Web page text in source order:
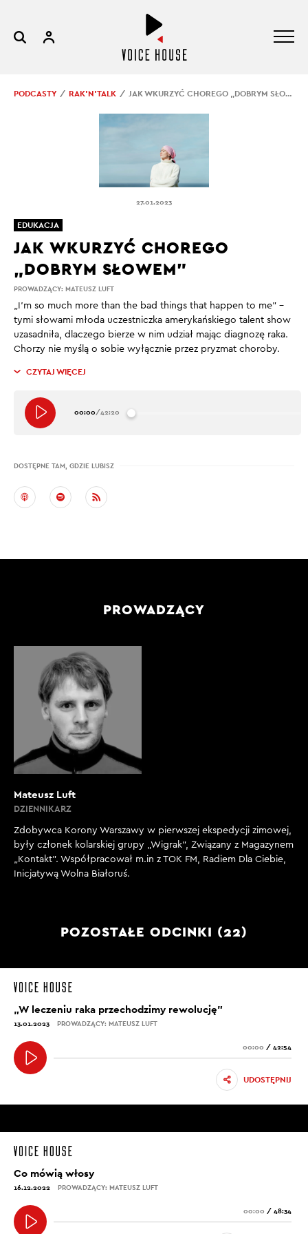
PODCASTY RAK’N’TALK JAK WKURZYĆ CHOREGO „DOBRYM SŁOWEM”
27.01.2023
PROWADZĄCY: MATEUSZ LUFT
JAK WKURZYĆ CHOREGO
„DOBRYM SŁOWEM”
„I’m so much more than the bad things that happen to me” –
tymi słowami młoda uczestniczka amerykańskiego talent show
uzasadniła, dlaczego bierze w nim udział mając diagnozę raka.
Chorzy nie myślą o sobie wyłącznie przez pryzmat choroby.
CZYTAJ WIĘCEJ
00:00/42:20
DOSTĘPNE TAM, GDZIE LUBISZ
EDUKACJA
PROWADZĄCY
Mateusz Luft
DZIENNIKARZ
Zdobywca Korony Warszawy w pierwszej ekspedycji zimowej,
były członek kolarskiej grupy „Wigrak”, Związany z Magazynem
„Kontakt”. Współpracował m.in z TOK FM, Radiem Dla Ciebie,
Inicjatywą Wolna Białoruś.
POZOSTAŁE ODCINKI (22)
„W leczeniu raka przechodzimy rewolucję”
13.01.2023 PROWADZĄCY: MATEUSZ LUFT
00:00 / 42:54
UDOSTĘPNIJ
Co mówią włosy
16.12.2022 PROWADZĄCY: MATEUSZ LUFT
00:00 / 48:34